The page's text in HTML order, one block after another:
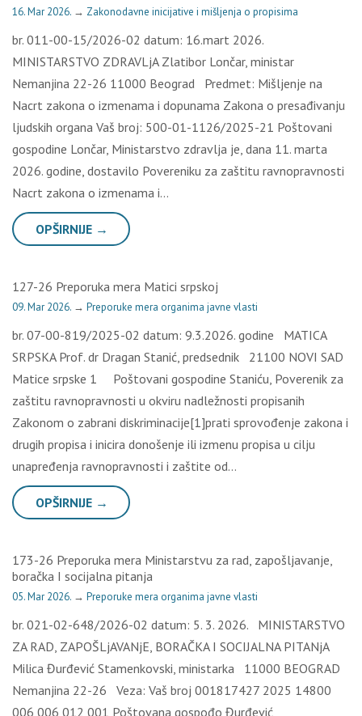
16. Mar 2026. → Zakonodavne inicijative i mišljenja o propisima
br. 011-00-15/2026-02 datum: 16.mart 2026.
MINISTARSTVO ZDRAVLjA Zlatibor Lončar, ministar
Nemanjina 22-26 11000 Beograd Predmet: Mišljenje na
Nacrt zakona o izmenama i dopunama Zakona o presađivanju
ljudskih organa Vaš broj: 500-01-1126/2025-21 Poštovani
gospodine Lončar, Ministarstvo zdravlja je, dana 11. marta
2026. godine, dostavilo Povereniku za zaštitu ravnopravnosti
Nacrt zakona o izmenama i…
OPŠIRNIJE →
127-26 Preporuka mera Matici srpskoj
09. Mar 2026. → Preporuke mera organima javne vlasti
br. 07-00-819/2025-02 datum: 9.3.2026. godine MATICA
SRPSKA Prof. dr Dragan Stanić, predsednik 21100 NOVI SAD
Matice srpske 1 Poštovani gospodine Staniću, Poverenik za
zaštitu ravnopravnosti u okviru nadležnosti propisanih
Zakonom o zabrani diskriminacije[1]prati sprovođenje zakona i
drugih propisa i inicira donošenje ili izmenu propisa u cilju
unapređenja ravnopravnosti i zaštite od…
OPŠIRNIJE →
173-26 Preporuka mera Ministarstvu za rad, zapošljavanje,
boračka I socijalna pitanja
05. Mar 2026. → Preporuke mera organima javne vlasti
br. 021-02-648/2026-02 datum: 5. 3. 2026. MINISTARSTVO
ZA RAD, ZAPOŠLjAVANjE, BORAČKA I SOCIJALNA PITANjA
Milica Đurđević Stamenkovski, ministarka 11000 BEOGRAD
Nemanjina 22-26 Veza: Vaš broj 001817427 2025 14800
006 006 012 001 Poštovana gospođo Đurđević